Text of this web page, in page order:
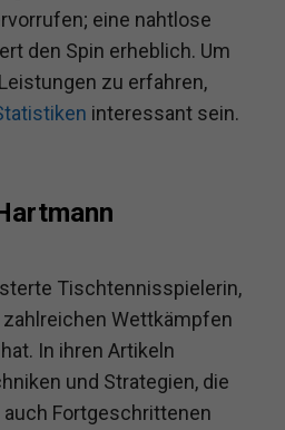
eine nahtlose
den Spin erheblich. Um
zu erfahren,
interessant sein.
Tischtennisspielerin,
Wettkämpfen
In ihren Artikeln
und Strategien, die
Fortgeschrittenen